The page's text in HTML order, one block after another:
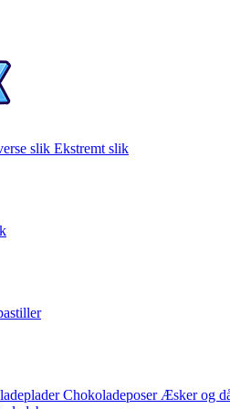
slik Ekstremt slik
Chokoladeposer Æsker og